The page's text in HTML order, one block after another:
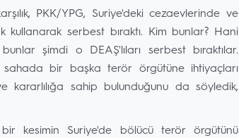
PKK/YPG, Suriye'deki cezaevlerinde ve
kullanarak serbest bıraktı. Kim bunlar? Hani
şimdi o DEAŞ'lıları serbest bıraktılar.
sahada bir başka terör örgütüne ihtiyaçları
kararlılığa sahip bulunduğunu da söyledik,
kesimin Suriye'de bölücü terör örgütünü